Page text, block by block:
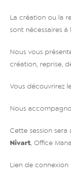
La création ou la
sont nécessaires
Nous vous
création, reprise,
Vous découvrirez
Nous
Cette session sera
Nivart, Office
Lien de connexion